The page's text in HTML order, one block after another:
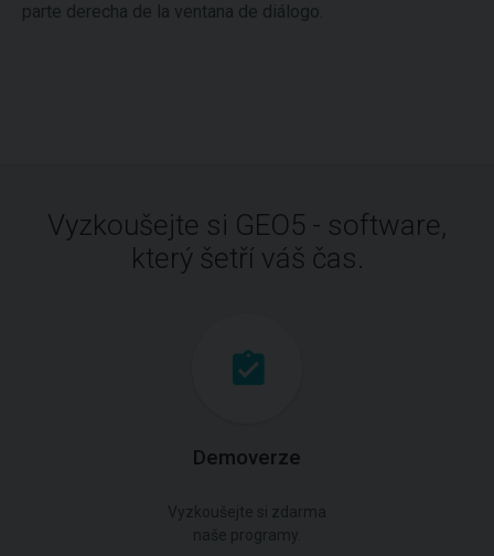
parte derecha de la ventana de diálogo.
Vyzkoušejte si GEO5 - software,
který šetří váš čas.
Demoverze